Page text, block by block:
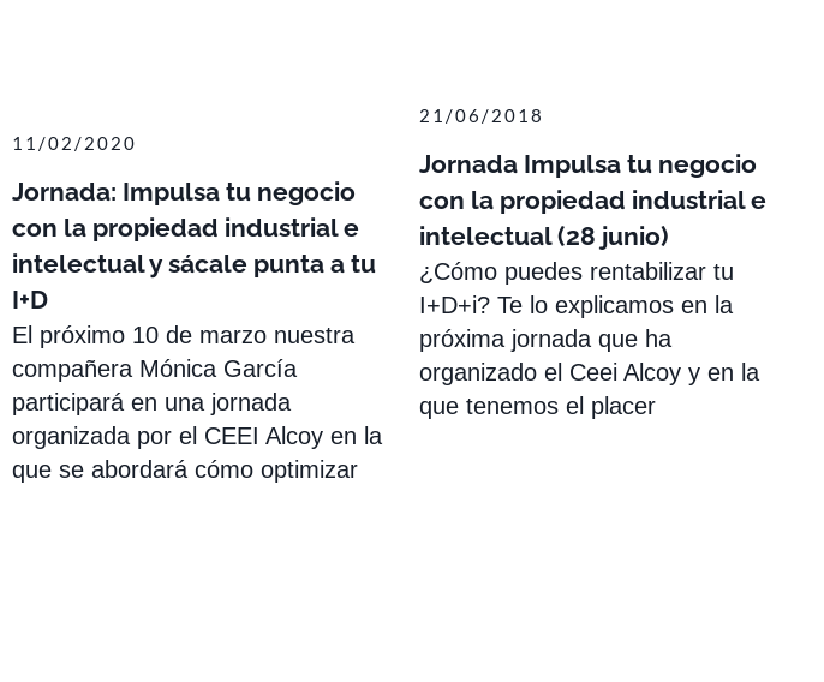
Jornada: Impulsa tu negocio
con la propiedad industrial e
intelectual y sácale punta a tu
I+D
11/02/2020
El próximo 10 de marzo nuestra
compañera Mónica García
participará en una jornada
organizada por el CEEI Alcoy en la
que se abordará cómo optimizar
Jornada Impulsa tu negocio
con la propiedad industrial e
intelectual (28 junio)
21/06/2018
¿Cómo puedes rentabilizar tu
I+D+i? Te lo explicamos en la
próxima jornada que ha
organizado el Ceei Alcoy y en la
que tenemos el placer